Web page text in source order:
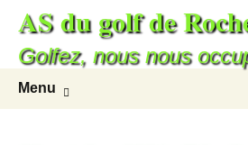
contenu
AS du golf de
Golfez, nous nous
Menu